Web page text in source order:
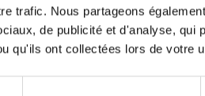
trafic. Nous partageons
de publicité et d'analyse,
qu'ils ont collectées lors de votre
Aucun vin à